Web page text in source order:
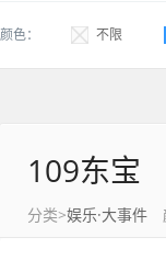
颜色： 不限
109东宝
分类>娱乐·大事件